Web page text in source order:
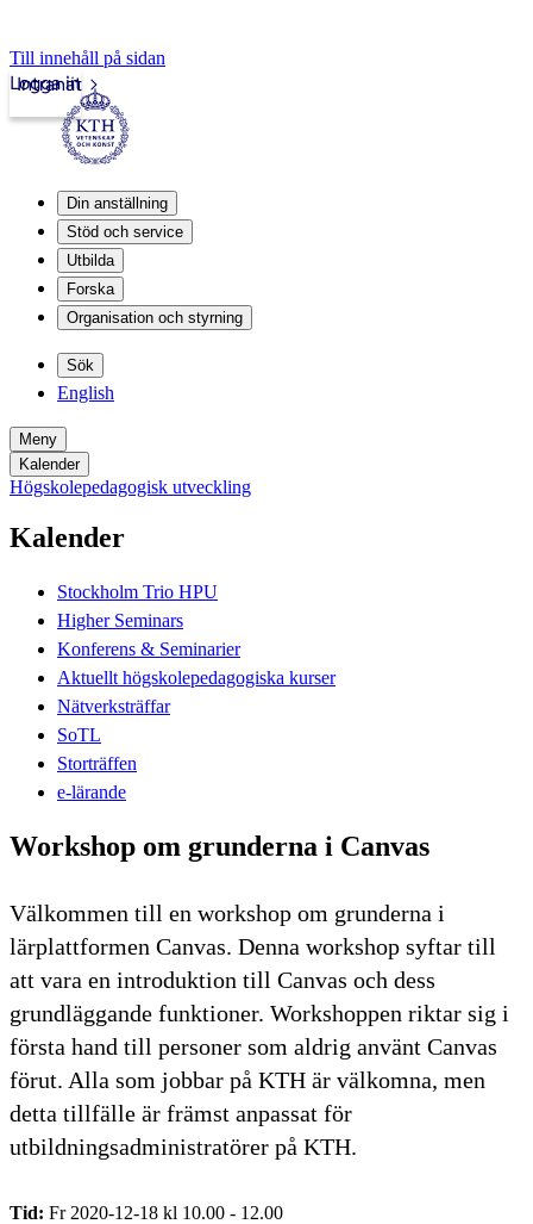
Till innehåll på sidan
Intranät
Logga in
Din anställning
Stöd och service
Utbilda
Forska
Organisation och styrning
Sök
English
Meny
Kalender
Högskolepedagogisk utveckling
Kalender
Stockholm Trio HPU
Higher Seminars
Konferens & Seminarier
Aktuellt högskolepedagogiska kurser
Nätverksträffar
SoTL
Storträffen
e-lärande
Workshop om grunderna i Canvas
Välkommen till en workshop om grunderna i
lärplattformen Canvas. Denna workshop syftar till
att vara en introduktion till Canvas och dess
grundläggande funktioner. Workshoppen riktar sig i
första hand till personer som aldrig använt Canvas
förut. Alla som jobbar på KTH är välkomna, men
detta tillfälle är främst anpassat för
utbildningsadministratörer på KTH.
Tid: Fr 2020-12-18 kl 10.00 - 12.00